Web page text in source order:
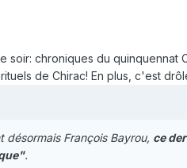
chroniques du quinquennat
de Chirac! En plus, c'est
François Bayrou, ce
.